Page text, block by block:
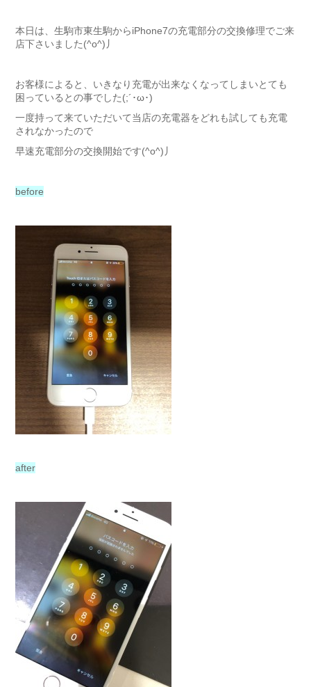
本日は、生駒市東生駒からiPhone7の充電部分の交換修理でご来
店下さいました(^o^)丿
お客様によると、いきなり充電が出来なくなってしまいとても
困っているとの事でした(;´･ω･)
一度持って来ていただいて当店の充電器をどれも試しても充電
されなかったので
早速充電部分の交換開始です(^o^)丿
before
after